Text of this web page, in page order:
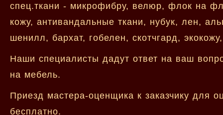
спец.ткани - микрофибру, велюр, флок на
кожу, антивандальные ткани, нубук, лен,
шенилл, бархат, гобелен, скотчгард,
Наши специалисты дадут ответ на ваш
на мебель.
Приезд мастера-оценщика к заказчику для
бесплатно.